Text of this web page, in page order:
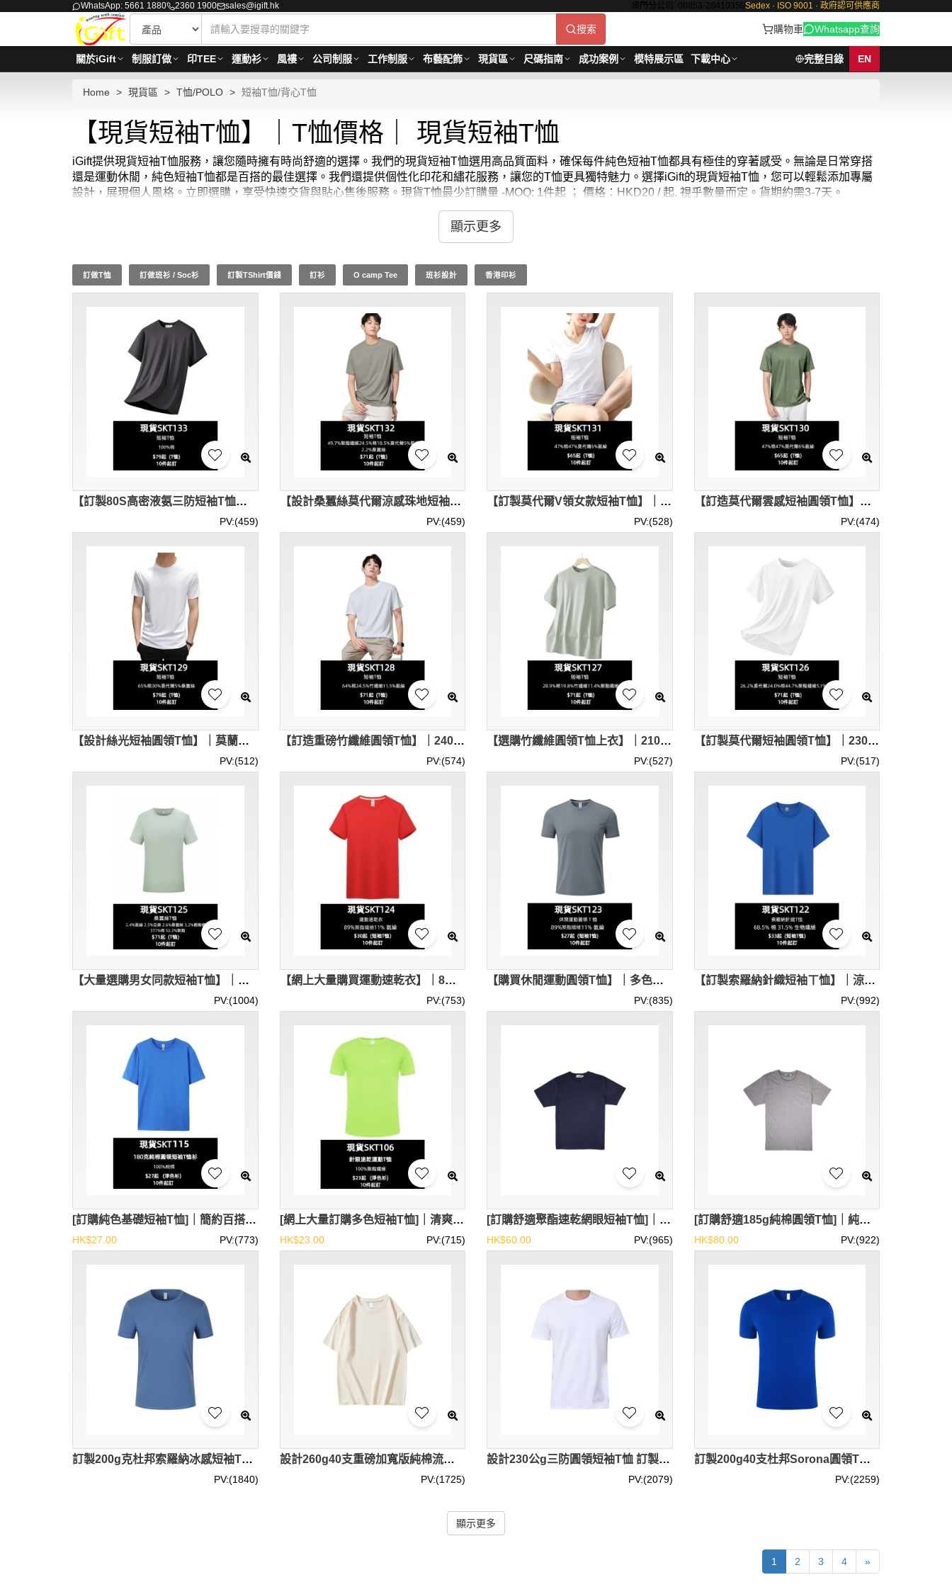
WhatsApp: 5661 1880 2360 1900 sales@igift.hk 澳門分公司: 00853-28410350 Sedex · ISO 9001 · 政府認可供應商
搜索 購物車 Whatsapp查詢
關於iGift 制服訂做 印TEE 運動衫 風褸 公司制服 工作制服 布藝配飾 現貨區 尺碼指南 成功案例 模特展示區 下載中心 完整目錄 EN
Home 現貨區 T恤/POLO 短袖T恤/背心T恤
【現貨短袖T恤】｜T恤價格｜ 現貨短袖T恤
iGift提供現貨短袖T恤服務，讓您隨時擁有時尚舒適的選擇。我們的現貨短袖T恤選用高品質面料，確保每件純色短袖T恤都具有極佳的穿著感受。無論是日常穿搭
還是運動休閒，純色短袖T恤都是百搭的最佳選擇。我們還提供個性化印花和繡花服務，讓您的T恤更具獨特魅力。選擇iGift的現貨短袖T恤，您可以輕鬆添加專屬
設計，展現個人風格。立即選購，享受快速交貨與貼心售後服務。 現貨T恤最少訂購量 -MOQ: 1件起 ； 價格：HKD20 / 起, 視乎數量而定。 貨期約需3-7天。
顯示更多
訂做T恤 訂做班衫 / Soc衫 訂製TShirt價錢 訂衫 O camp Tee 班衫設計 香港印衫
【訂製80S高密液氨三防短袖T恤】｜180克重全棉｜80支高密紗線｜液氨整理工藝｜防水防油塗層｜三防短袖T恤專賣店 SKT133-SF-19647
PV:(459)
【設計桑蠶絲莫代爾涼感珠地短袖圓領T恤】｜涼感科技面料｜珠地網眼結構｜五種纖維混織｜短袖圓領T恤專門店 SKT132-SF-19635
PV:(459)
【訂製莫代爾V領女款短袖T恤】｜185克重面料｜顯瘦V型領口｜亮色系｜短袖修身版型｜47%莫代爾棉｜圓領T恤批發 SKT131-SF-DT012
PV:(528)
【訂造莫代爾雲感短袖圓領T恤】｜158克雲朵般觸感｜47%莫代爾｜抗菌防蟎功能｜親膚無刺激｜圓領T恤公司 SKT130-SF-593
PV:(474)
【設計絲光短袖圓領T恤】｜莫蘭迪色｜30%莫代爾｜絲滑親膚觸感｜短袖直筒剪裁｜抗皺垂墜質感｜桑蠶絲T恤衫供應商 SKT129-SF-X19603
PV:(512)
【訂造重磅竹纖維圓領T恤】｜240克高磅數｜純潔淨色｜11.5%氨綸彈性｜加厚圓領羅紋｜高彈力面料｜短袖T恤公司 SKT128-SF-19616
PV:(574)
【選購竹纖維圓領T恤上衣】｜210克重面料｜純色外觀｜68.9%棉含量｜羅紋圓領設計｜抗菌功能纖維｜T恤上衣批發 SKT127-SF-19615
PV:(527)
【訂製莫代爾短袖圓領T恤】｜230克重磅面料｜素面外觀｜羅紋圓領構造｜短袖平口剪裁｜5A級抑菌功能｜圓領T恤專門店 SKT126-SF-19613
PV:(517)
【大量選購男女同款短袖T恤】｜多色可選｜桑蠶絲亞麻混紡｜現貨主推｜舒適圓領短袖｜簡約純色設計｜短袖T恤批發 SKT125-MX-50531
PV:(1004)
【網上大量購買運動速乾衣】｜8色可選｜圓領短袖T恤設計｜聚酯纖維與氨綸混紡｜輕量透氣｜排汗速乾｜現貨主推款｜速乾衣批發｜速乾T恤批發 SKT124-BMY182-COOLANTMY
PV:(753)
【購買休閒運動圓領T恤】｜多色可選｜圓領短袖設計｜短袖剪裁｜聚酯纖維面料 透氣速乾｜現貨主推款｜運動必備｜圓領T恤專門店 SKT123-BMY181-COOLANTMY
PV:(835)
【訂製索羅納針織短袖ㄒ恤】｜涼感索羅納多色可選｜圓領短袖｜68.5%棉，31.5%生物纖維｜現貨主推款｜簡約百搭 ｜ㄒ恤供應商 SKT122-BMY360-COOLANTMY
PV:(992)
[訂購純色基礎短袖T恤]｜簡約百搭低價T恤｜現貨主推熱銷款 79000-1T3-SKT115
HK$27.00 PV:(773)
[網上大量訂購多色短袖T恤]｜清爽顯眼平價T恤｜現貨主推爆款 SKT106-COOLANTMY-BMY175
HK$23.00 PV:(715)
[訂購舒適聚酯速乾網眼短袖T恤]｜透氣網眼 全天乾爽｜經典款式 時尚百搭｜香港現貨 SKT118-HK-SUNHIN-001-30
HK$60.00 PV:(965)
[訂購舒適185g純棉圓領T恤]｜純棉材質 吸濕排汗｜短袖圓領設計 簡約大方｜香港現貨 SKT116-HK-SUNHIN-001
HK$80.00 PV:(922)
訂製200g克杜邦索羅納冰感短袖T恤 設計領口高密度螺紋領口 63.0%棉 37.0%滌 W03-S3002 SKT101
PV:(1840)
設計260g40支重磅加寬版純棉流行圓領T恤 訂製透氣涼爽布料圓領T恤 H09-0566 100%長絨棉 SKT100
PV:(1725)
設計230公g三防圓領短袖T恤 訂製三防布料體感黑科技 親膚 柔軟 透氣 防水 防污，防油 100% 棉 XXD6602 SKT099
PV:(2079)
訂製200g40支杜邦Sorona圓領T恤 設計酷黑科技布料圓領短袖男女T恤 冰涼感 柔軟舒適 棉65%,聚酯纖維35% KT2040 SKT098
PV:(2259)
顯示更多
1 2 3 4 »